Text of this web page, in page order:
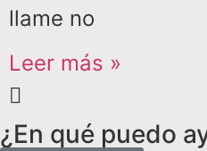
llame no
Leer más »
¿En qué puedo